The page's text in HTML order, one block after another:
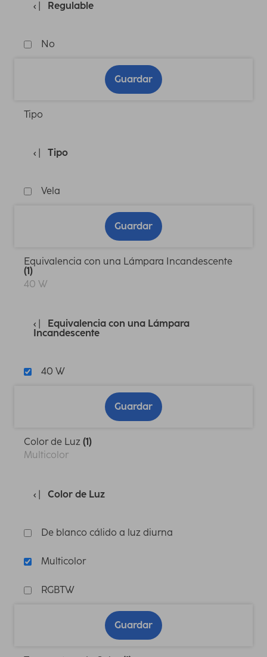
Regulable
No
Guardar
Tipo
Tipo
Vela
Guardar
Equivalencia con una Lámpara Incandescente
(1)
40 W
Equivalencia con una Lámpara
Incandescente
40 W
Guardar
Color de Luz (1)
Multicolor
Color de Luz
De blanco cálido a luz diurna
Multicolor
RGBTW
Guardar